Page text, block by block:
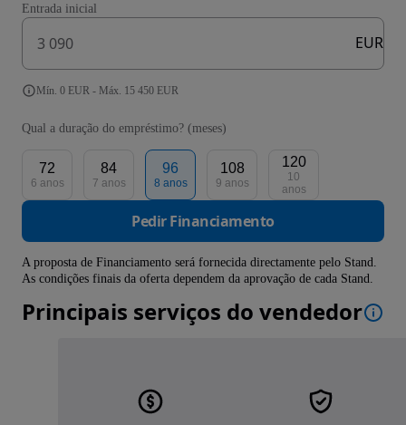
Entrada inicial
EUR
Mín. 0 EUR - Máx. 15 450 EUR
Qual a duração do empréstimo? (meses)
72
6 anos
84
7 anos
96
8 anos
108
9 anos
120
10
anos
Pedir Financiamento
A proposta de Financiamento será fornecida directamente pelo Stand.
As condições finais da oferta dependem da aprovação de cada Stand.
Principais serviços do vendedor